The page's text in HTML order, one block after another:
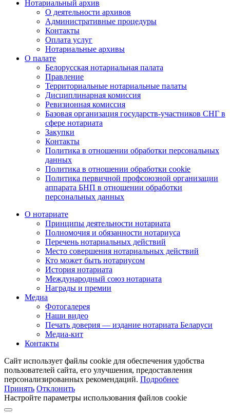
Нотариальный архив
О деятельности архивов
Административные процедуры
Контакты
Оплата услуг
Нотариальные архивы
О палате
Белорусская нотариальная палата
Правление
Территориальные нотариальные палаты
Дисциплинарная комиссия
Ревизионная комиссия
Базовая организация государств-участников СНГ в
сфере нотариата
Закупки
Контакты
Политика в отношении обработки персональных
данных
Политика в отношении обработки cookie
Политика первичной профсоюзной организации
аппарата БНП в отношении обработки
персональных данных
О нотариате
Принципы деятельности нотариата
Полномочия и обязанности нотариуса
Перечень нотариальных действий
Место совершения нотариальных действий
Кто может быть нотариусом
История нотариата
Международный союз нотариата
Награды и премии
Медиа
Фотогалерея
Наши видео
Печать доверия — издание нотариата Беларуси
Медиа-кит
Контакты
Сайт использует файлы cookie для обеспечения удобства
пользователей сайта, его улучшения, предоставления
персонализированных рекомендаций. Подробнее
Принять Отклонить
Настройте параметры использования файлов cookie